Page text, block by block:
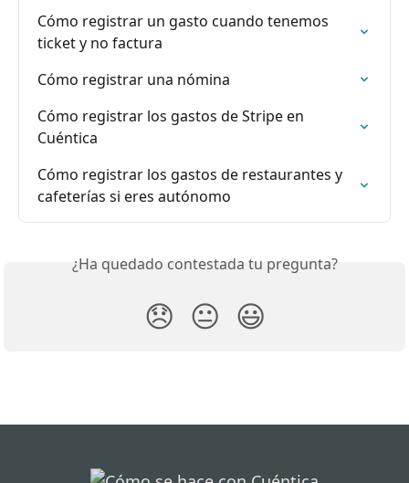
Cómo registrar un gasto cuando tenemos
ticket y no factura
Cómo registrar una nómina
Cómo registrar los gastos de Stripe en
Cuéntica
Cómo registrar los gastos de restaurantes y
cafeterías si eres autónomo
¿Ha quedado contestada tu pregunta?
😞 😐 😃